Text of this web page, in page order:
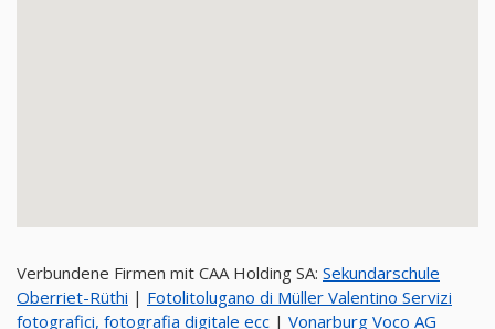
Verbundene Firmen mit CAA Holding SA: Sekundarschule
Oberriet-Rüthi | Fotolitolugano di Müller Valentino Servizi
fotografici, fotografia digitale ecc | Vonarburg Voco AG